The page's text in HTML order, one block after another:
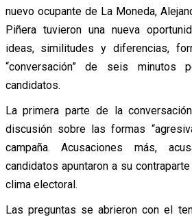
nuevo ocupante de La Moneda,
Piñera tuvieron una nueva
ideas, similitudes y diferencias,
“conversación” de seis minutos
candidatos.
La primera parte de la
discusión sobre las formas
campaña. Acusaciones más,
candidatos apuntaron a su
clima electoral.
Las preguntas se abrieron con el